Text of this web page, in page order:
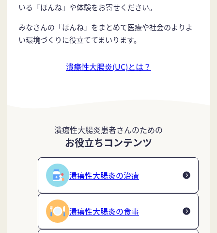
いる「ほんね」や体験をお寄せください。
みなさんの「ほんね」をまとめて医療や社会のよりよ
い環境づくりに役立ててまいります。
潰瘍性大腸炎(UC)とは？
潰瘍性大腸炎患者さんのための
お役立ちコンテンツ
潰瘍性大腸炎の治療
潰瘍性大腸炎の食事